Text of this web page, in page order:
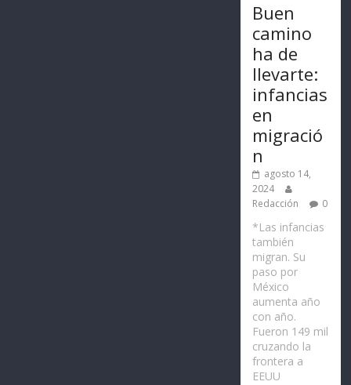
Buen
camino
ha de
llevarte:
infancias
en
migració
n
agosto 14,
2024
Redacción
0
*Las infancias
también
migran. Su
paso por
México
aumenta año
con año.
Fueron 149 mil
cruzando la
frontera a
EEUU